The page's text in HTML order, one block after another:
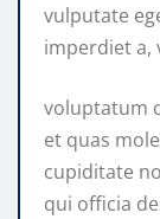
vulputate
imperdiet a,
voluptatum
et quas
cupiditate
qui officia